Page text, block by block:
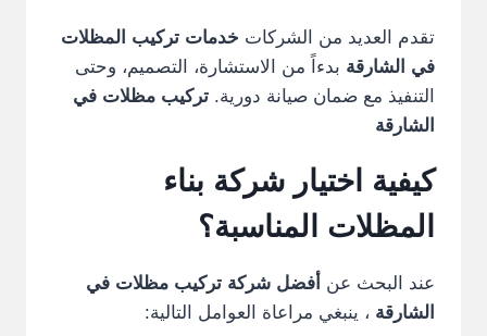
تقدم العديد من الشركات خدمات تركيب المظلات
في الشارقة بدءاً من الاستشارة، التصميم، وحتى
التنفيذ مع ضمان صيانة دورية. تركيب مظلات في
الشارقة
كيفية اختيار شركة بناء
المظلات المناسبة؟
عند البحث عن أفضل شركة تركيب مظلات في
الشارقة ، ينبغي مراعاة العوامل التالية: